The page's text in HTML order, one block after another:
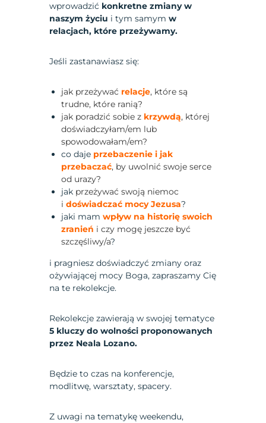
wprowadzić konkretne zmiany w
naszym życiu i tym samymw
relacjach, które przeżywamy.
Jeśli zastanawiasz się:
jak przeżywać relacje, które są
trudne, które ranią?
jak poradzić sobie z krzywdą, której
doświadczyłam/em lub
spowodowałam/em?
co daje przebaczenie i jak
przebaczać, by uwolnić swoje serce
od urazy?
jak przeżywać swoją niemoc
i doświadczać mocy Jezusa?
jaki mamwpływ na historię swoich
zranień i czy mogę jeszcze być
szczęśliwy/a?
i pragniesz doświadczyć zmiany oraz
ożywiającej mocy Boga, zapraszamy Cię
na te rekolekcje.
Rekolekcje zawierają w swojej tematyce
5 kluczy do wolności proponowanych
przez Neala Lozano.
Będzie to czas na konferencje,
modlitwę, warsztaty, spacery.
Z uwagi na tematykę weekendu,